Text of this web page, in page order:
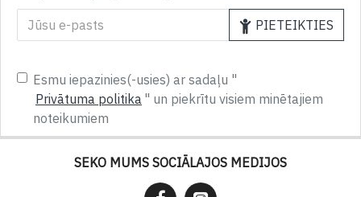
PIETEIKTIES
Esmu iepazinies(-usies) ar sadaļu "
Privātuma politika " un piekrītu visiem minētajiem
noteikumiem
SEKO MUMS SOCIĀLAJOS MEDIJOS